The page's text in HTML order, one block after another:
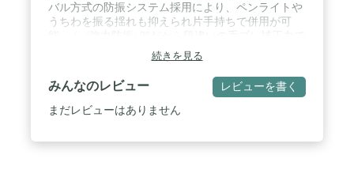
バル方式の防振システム採用により、ペンライトや
うちわを振る揺れも抑えられ片手持ちで併用が可
止まって、ハッキリ見えます。 / ✅500ml飲料ボトル
とほぼ同じ550gの軽量コンパクトボディを実現※。
(※電池含まず) / ✅独自のEBCマルチコーティング
により、高い解像力、周辺まで歪みのないクリアで
シャープな像を得ることが可能。
続きを見る
みんなのレビュー レビューを書く
まだレビューはありません